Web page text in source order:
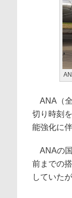
ANA（全
切り時刻
能強化に
ANAの国
前までの
していた